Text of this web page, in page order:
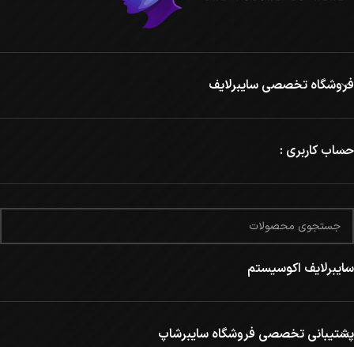
فروشگاه تخصصی سایبرلایف
حساب کاربری :
سایبرلایف اکوسیستم
پشتیبانی تخصصی فروشگاه سایبرشاپ